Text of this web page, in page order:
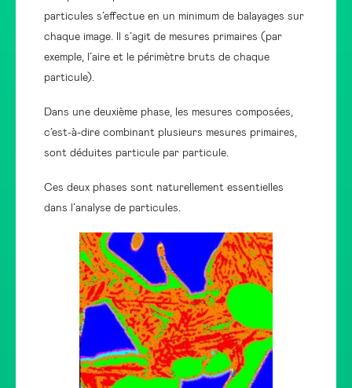
particules s’effectue en un minimum de balayages sur
chaque image. Il s’agit de mesures primaires (par
exemple, l’aire et le périmètre bruts de chaque
particule).
Dans une deuxième phase, les mesures composées,
c’est-à-dire combinant plusieurs mesures primaires,
sont déduites particule par particule.
Ces deux phases sont naturellement essentielles
dans l’analyse de particules.